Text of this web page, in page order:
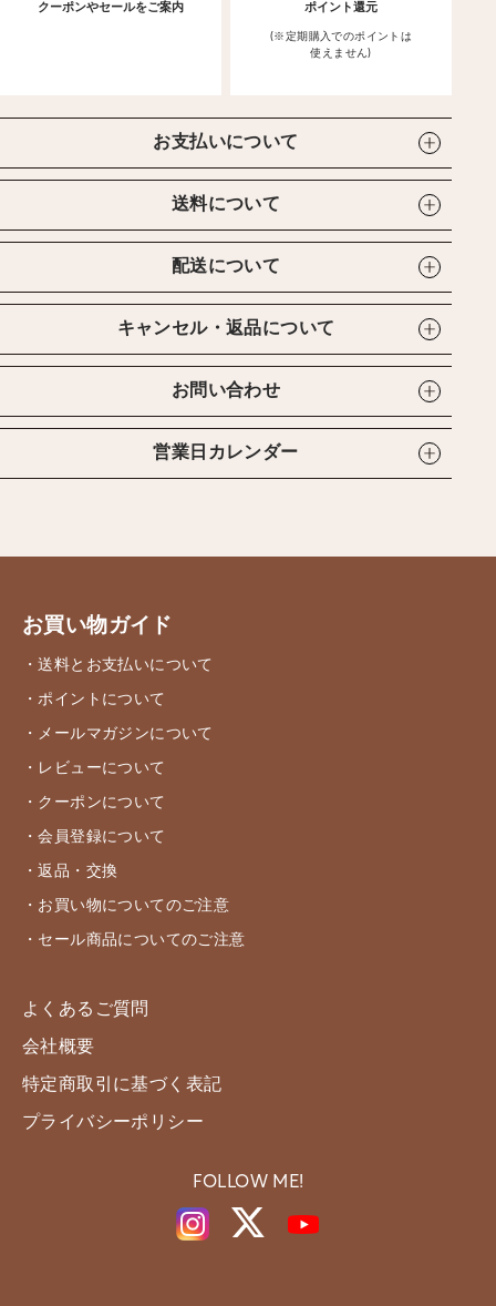
クーポンやセールをご案内
ポイント還元
(※定期購入でのポイントは
使えません)
お支払いについて
送料について
配送について
キャンセル・返品について
お問い合わせ
営業日カレンダー
お買い物ガイド
・送料とお支払いについて
・ポイントについて
・メールマガジンについて
・レビューについて
・クーポンについて
・会員登録について
・返品・交換
・お買い物についてのご注意
・セール商品についてのご注意
よくあるご質問
会社概要
特定商取引に基づく表記
プライバシーポリシー
FOLLOW ME!